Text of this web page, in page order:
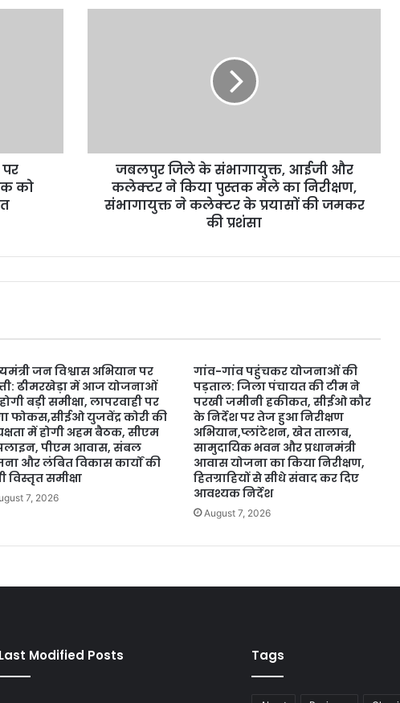
को
जबलपुर जिले के संभागायुक्त, आईजी और
कलेक्टर ने किया पुस्‍तक मेले का निरीक्षण,
संभागायुक्त ने कलेक्टर के प्रयासों की जमकर
की प्रशंसा
जन विश्वास अभियान पर
ढीमरखेड़ा में आज योजनाओं
बड़ी समीक्षा, लापरवाही पर
फोकस,सीईओ युजवेंद्र कोरी की
में होगी अहम बैठक, सीएम
पीएम आवास, संबल
और लंबित विकास कार्यों की
विस्तृत समीक्षा
7, 2026
गांव-गांव पहुंचकर योजनाओं की
पड़ताल: जिला पंचायत की टीम ने
परखी जमीनी हकीकत, सीईओ कौर
के निर्देश पर तेज हुआ निरीक्षण
अभियान,प्लांटेशन, खेत तालाब,
सामुदायिक भवन और प्रधानमंत्री
आवास योजना का किया निरीक्षण,
हितग्राहियों से सीधे संवाद कर दिए
आवश्यक निर्देश
August 7, 2026
Last Modified Posts Tags